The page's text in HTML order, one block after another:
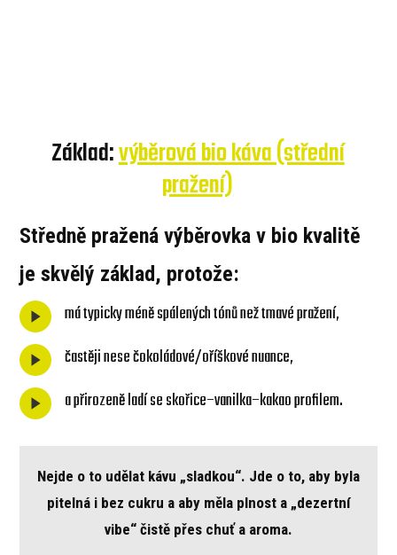
Základ:výběrová bio káva (střední
pražení)
Středně pražená výběrovka v bio kvalitě
je skvělý základ, protože:
má typicky méně spálených tónů než tmavé pražení,
častěji nese čokoládové/oříškové nuance,
a přirozeně ladí se skořice–vanilka–kakao profilem.
Nejde o to udělat kávu „sladkou“. Jde o to, aby byla
pitelná i bez cukru a aby měla plnost a „dezertní
vibe“ čistě přes chuť a aroma.